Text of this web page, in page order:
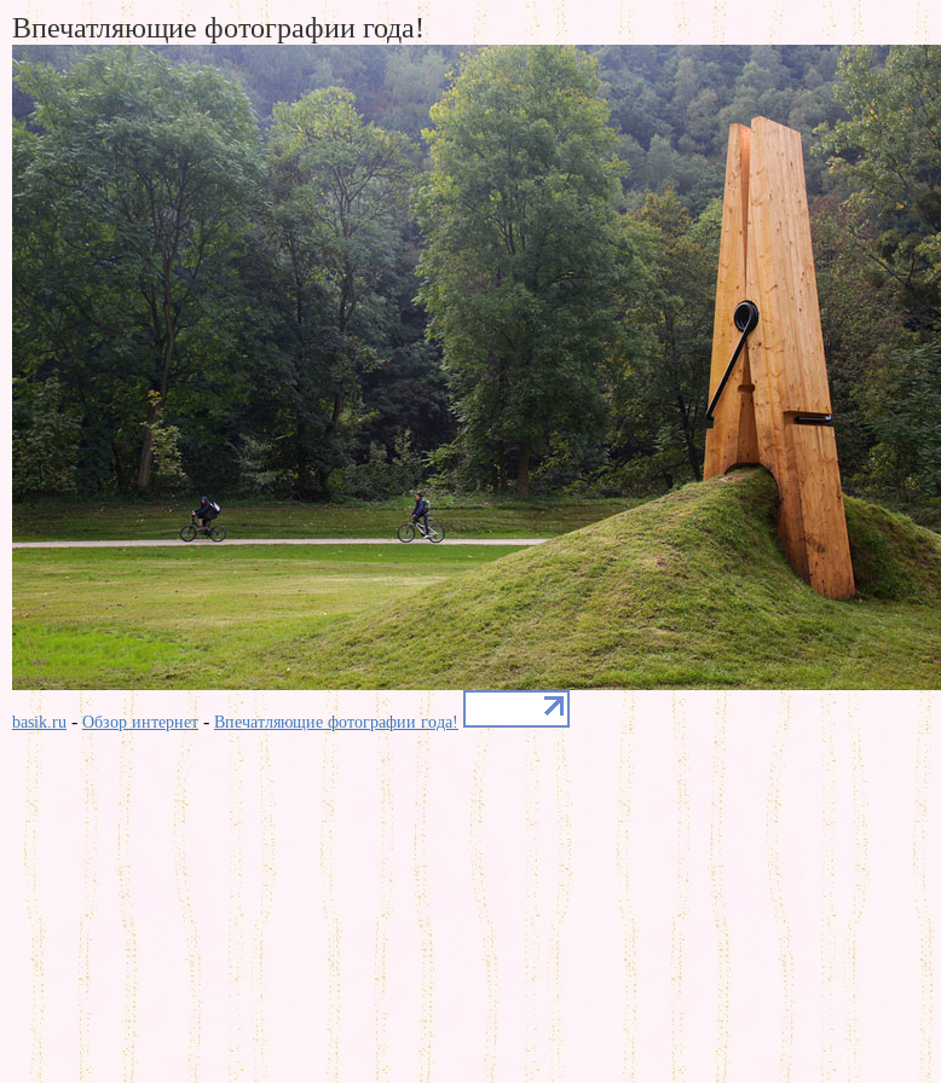
Впечатляющие фотографии года!
basik.ru -Обзор интернет- Впечатляющие фотографии года!